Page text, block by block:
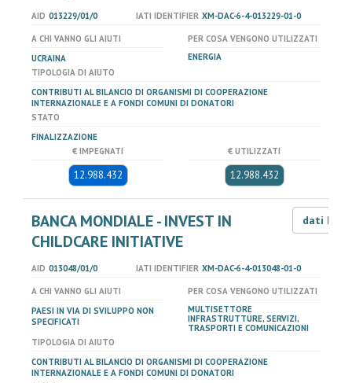
AID 013229/01/0 IATI IDENTIFIER XM-DAC-6-4-013229-01-0
A CHI VANNO GLI AIUTI
UCRAINA
PER COSA VENGONO UTILIZZATI
ENERGIA
TIPOLOGIA DI AIUTO
CONTRIBUTI AL BILANCIO DI ORGANISMI DI COOPERAZIONE
INTERNAZIONALE E A FONDI COMUNI DI DONATORI
STATO
FINALIZZAZIONE
€ IMPEGNATI
12.988.432
€ UTILIZZATI
12.988.432
BANCA MONDIALE - INVEST IN
CHILDCARE INITIATIVE
dati LOD
AID 013048/01/0 IATI IDENTIFIER XM-DAC-6-4-013048-01-0
A CHI VANNO GLI AIUTI
PAESI IN VIA DI SVILUPPO NON
SPECIFICATI
PER COSA VENGONO UTILIZZATI
MULTISETTORE
INFRASTRUTTURE, SERVIZI,
TRASPORTI E COMUNICAZIONI
TIPOLOGIA DI AIUTO
CONTRIBUTI AL BILANCIO DI ORGANISMI DI COOPERAZIONE
INTERNAZIONALE E A FONDI COMUNI DI DONATORI